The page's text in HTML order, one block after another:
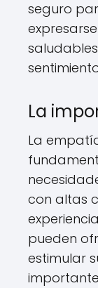
seguro
La
La
con altas
pueden
estimular